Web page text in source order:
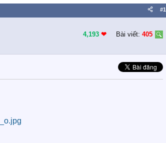
#1
4,193 ❤︎ Bài viết: 405